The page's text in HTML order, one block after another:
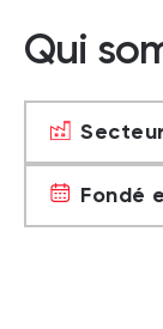
Qui
Fondé